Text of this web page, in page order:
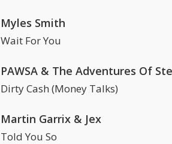
Myles Smith
Wait For You
Dirty Cash (Money Talks)
Martin Garrix & Jex
Told You So